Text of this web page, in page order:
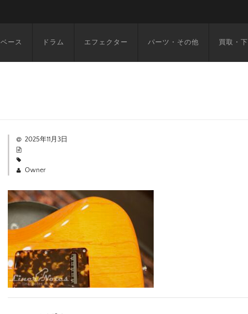
ベース ドラム エフェクター パーツ・その他 買取・
2025年11月3日
Owner